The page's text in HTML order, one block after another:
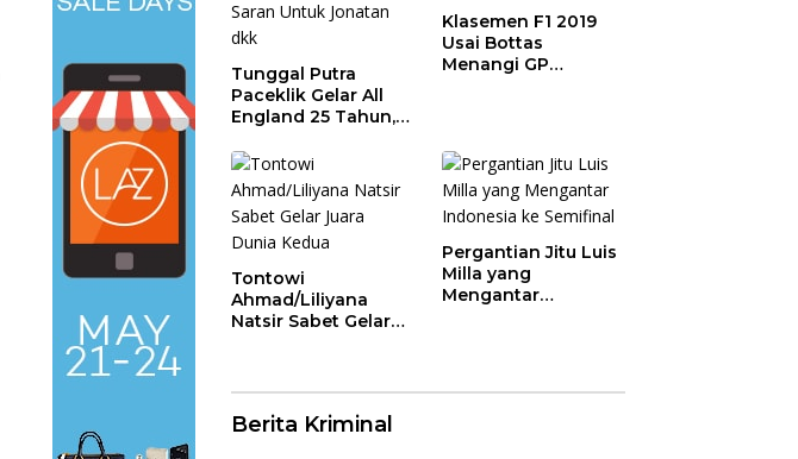
Tunggal Putra
Paceklik Gelar All
England 25 Tahun,
Jonatan dkk
Klasemen F1 2019
Usai Bottas
Menangi GP
Tontowi
Ahmad/Liliyana
Natsir Sabet Gelar
Pergantian Jitu Luis
Milla yang
Mengantar
Berita Kriminal